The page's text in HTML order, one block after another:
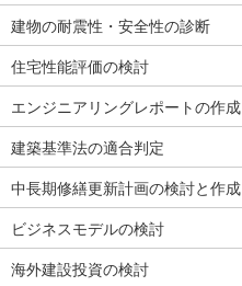
建物の耐震性・安全性の診断
住宅性能評価の検討
エンジニアリングレポートの作成
建築基準法の適合判定
中長期修繕更新計画の検討と作成
ビジネスモデルの検討
海外建設投資の検討